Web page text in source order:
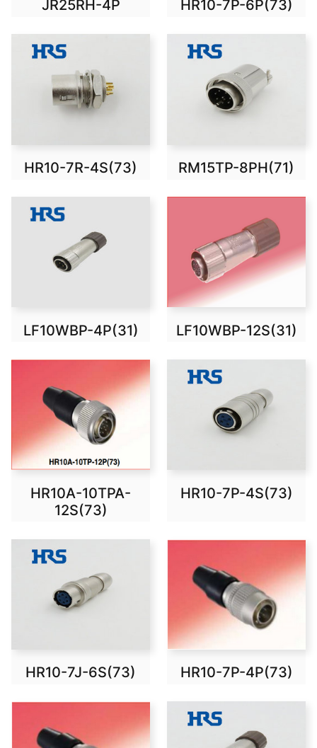
JR25RH-4P HR10-7P-6P(73)
HR10-7R-4S(73) RM15TP-8PH(71)
LF10WBP-4P(31) LF10WBP-12S(31)
HR10A-10TPA-
12S(73)
HR10-7P-4S(73)
HR10-7J-6S(73) HR10-7P-4P(73)